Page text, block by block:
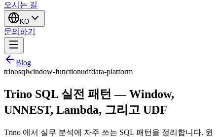
오시는 길
KO
문의하기
Blog
trinosqlwindow-functionudfdata-platform
Trino SQL 실전 패턴 — Window,
UNNEST, Lambda, 그리고 UDF
Trino 에서 실무 분석에 자주 쓰는 SQL 패턴을 정리합니다. 윈